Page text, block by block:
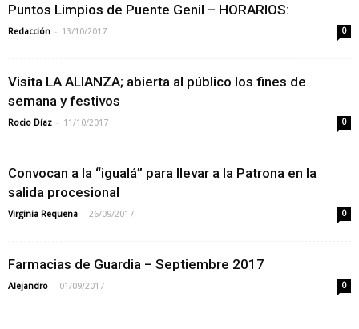
Puntos Limpios de Puente Genil – HORARIOS:
Redacción - 13/10/2017 0
Visita LA ALIANZA; abierta al público los fines de
semana y festivos
Rocio Díaz - 11/10/2017 0
Convocan a la “igualá” para llevar a la Patrona en la
salida procesional
Virginia Requena - 26/09/2017 0
Farmacias de Guardia – Septiembre 2017
Alejandro - 01/09/2017 0